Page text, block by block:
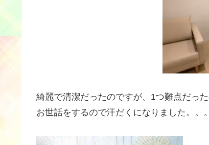
綺麗で清潔だったのですが、1つ難点だっ
お世話をするので汗だくになりました。。。